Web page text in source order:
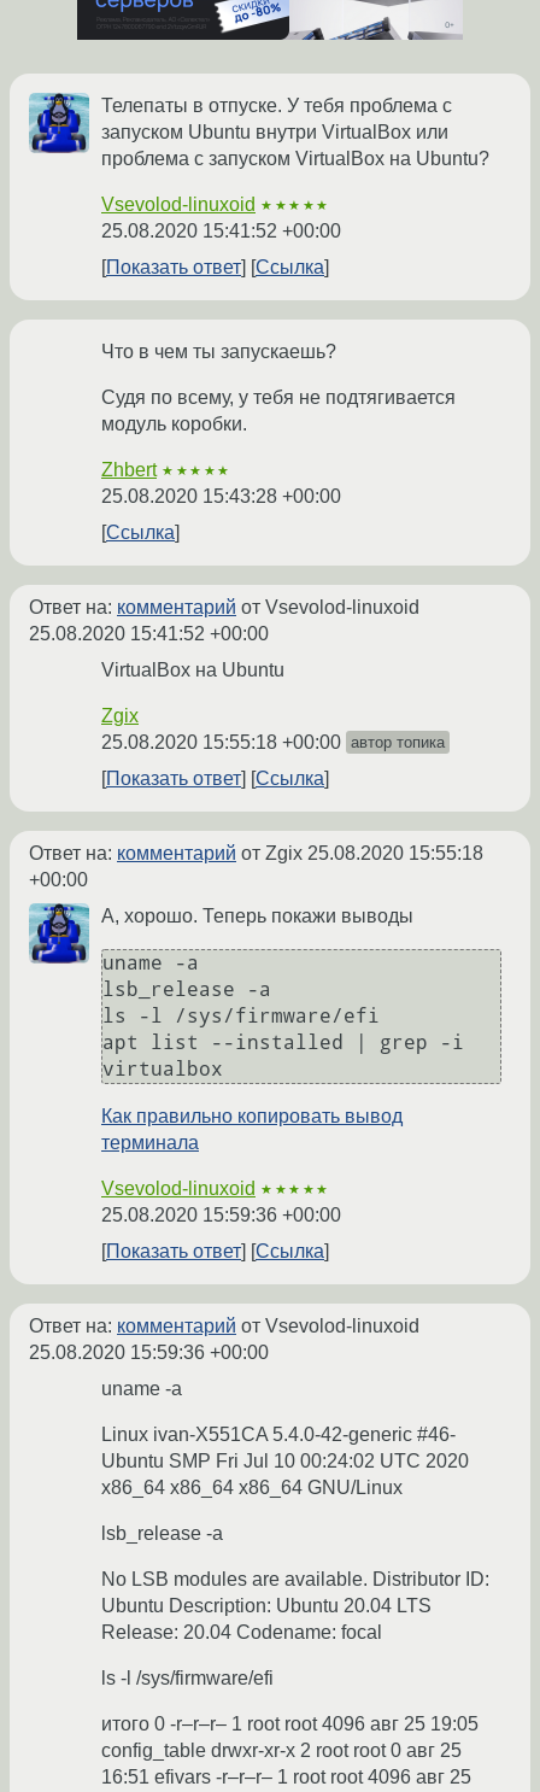
Телепаты в отпуске. У тебя проблема с
запуском Ubuntu внутри VirtualBox или
проблема с запуском VirtualBox на Ubuntu?
Vsevolod-linuxoid ★★★★★
25.08.2020 15:41:52 +00:00
Показать ответ
Ссылка
Что в чем ты запускаешь?
Судя по всему, у тебя не подтягивается
модуль коробки.
Zhbert ★★★★★
25.08.2020 15:43:28 +00:00
Ссылка
Ответ на: комментарий от Vsevolod-linuxoid
25.08.2020 15:41:52 +00:00
VirtualBox на Ubuntu
Zgix
25.08.2020 15:55:18 +00:00 автор топика
Показать ответ Ссылка
Ответ на: комментарий от Zgix 25.08.2020 15:55:18
+00:00
А, хорошо. Теперь покажи выводы
uname -a
lsb_release -a
ls -l /sys/firmware/efi
apt list --installed | grep -i
virtualbox
Как правильно копировать вывод
терминала
Vsevolod-linuxoid ★★★★★
25.08.2020 15:59:36 +00:00
Показать ответ
Ссылка
Ответ на: комментарий от Vsevolod-linuxoid
25.08.2020 15:59:36 +00:00
uname -a
Linux ivan-X551CA 5.4.0-42-generic #46-
Ubuntu SMP Fri Jul 10 00:24:02 UTC 2020
x86_64 x86_64 x86_64 GNU/Linux
lsb_release -a
No LSB modules are available. Distributor ID:
Ubuntu Description: Ubuntu 20.04 LTS
Release: 20.04 Codename: focal
ls -l /sys/firmware/efi
итого 0 -r–r–r– 1 root root 4096 авг 25 19:05
config_table drwxr-xr-x 2 root root 0 авг 25
16:51 efivars -r–r–r– 1 root root 4096 авг 25